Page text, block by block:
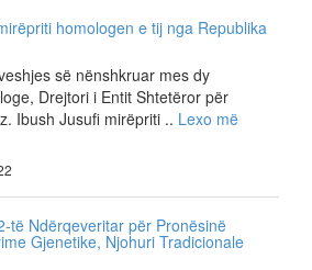
homologen e tij nga Republika
së nënshkruar mes dy
Drejtori i Entit Shtetëror për
Ibush Jusufi mirëpriti .. Lexo më
të Ndërqeveritar për Pronësinë
Gjenetike, Njohuri Tradicionale